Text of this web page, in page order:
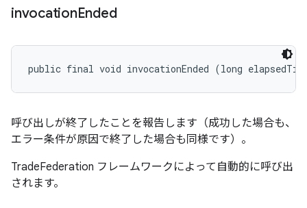
invocationEnded
public final void invocationEnded (long
呼び出しが終了したことを報告します（成功した場合も、
エラー条件が原因で終了した場合も同様です）。
TradeFederation フレームワークによって自動的に呼び出
されます。